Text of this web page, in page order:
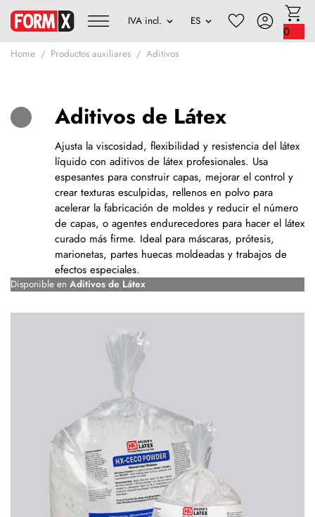
0
Home Productos auxiliares Aditivos
Aditivos de Látex
Ajusta la viscosidad, flexibilidad y resistencia del látex
líquido con aditivos de látex profesionales. Usa
espesantes para construir capas, mejorar el control y
crear texturas esculpidas, rellenos en polvo para
acelerar la fabricación de moldes y reducir el número
de capas, o agentes endurecedores para hacer el látex
curado más firme. Ideal para máscaras, prótesis,
marionetas, partes huecas moldeadas y trabajos de
efectos especiales.
Disponible en Aditivos de Látex